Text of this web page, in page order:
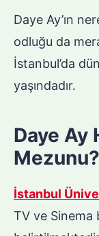
Daye Ay’ın
odluğu da
İstanbul’da
yaşındadır.
Daye Ay
Mezunu?
İstanbul
TV ve Sinema